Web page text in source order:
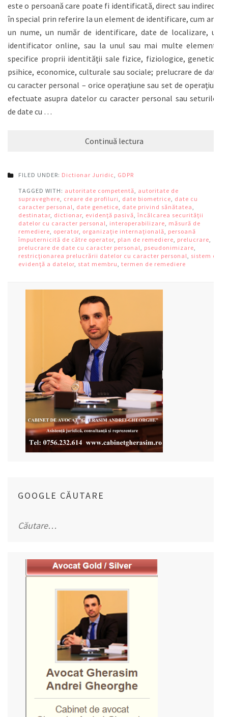
este o persoană care poate fi identificată, direct sau indirect,
în special prin referire la un element de identificare, cum ar fi
un nume, un număr de identificare, date de localizare, un
identificator online, sau la unul sau mai multe elemente
specifice proprii identităţii sale fizice, fiziologice, genetice,
psihice, economice, culturale sau sociale; prelucrare de date
cu caracter personal – orice operaţiune sau set de operaţiuni
efectuate asupra datelor cu caracter personal sau seturilor
de date cu …
Continuă lectura
FILED UNDER: Dictionar Juridic, GDPR
TAGGED WITH: autoritate competentă, autoritate de
supraveghere, creare de profiluri, date biometrice, date cu
caracter personal, date genetice, date privind sănătatea,
destinatar, dictionar, evidenţă pasivă,încălcarea securităţii
datelor cu caracter personal, interoperabilizare, măsură de
remediere, operator, organizaţie internaţională, persoană
împuternicită de către operator, plan de remediere, prelucrare,
prelucrare de date cu caracter personal, pseudonimizare,
restricţionarea prelucrării datelor cu caracter personal, sistem de
evidenţă a datelor, stat membru, termen de remediere
GOOGLE CĂUTARE
după: